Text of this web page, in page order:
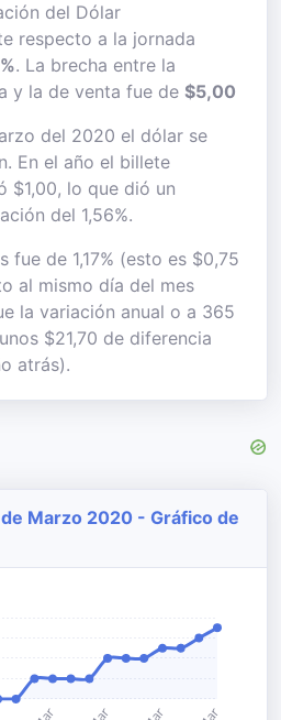
del Dólar
respecto a la jornada
. La brecha entre la
y la de venta fue de $5,00
del 2020 el dólar se
En el año el billete
$1,00, lo que dió un
del 1,56%.
fue de 1,17% (esto es $0,75
al mismo día del mes
la variación anual o a 365
$21,70 de diferencia
atrás).
Marzo 2020 - Gráfico de